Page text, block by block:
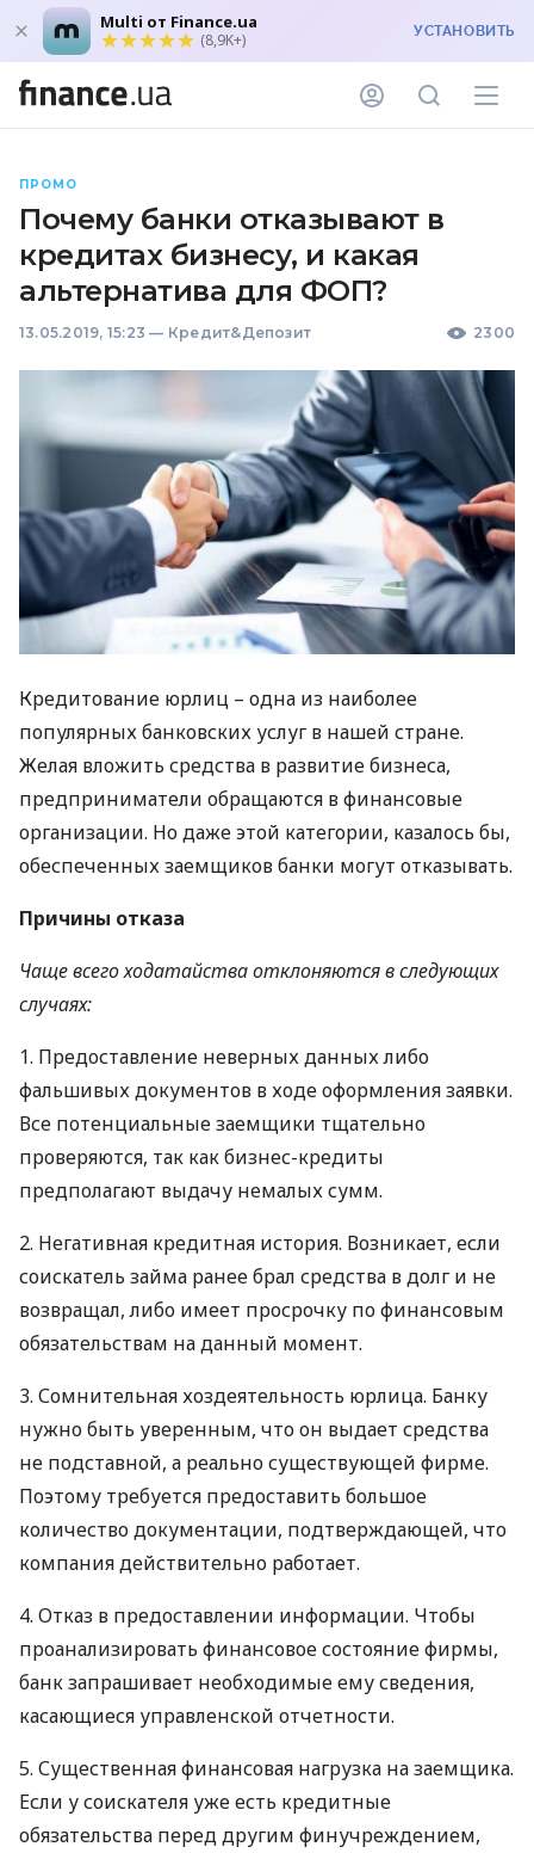
Multi от Finance.ua
(8,9K+) УСТАНОВИТЬ
ПРОМО
Почему банки отказывают в
кредитах бизнесу, и какая
альтернатива для ФОП?
13.05.2019, 15:23 — Кредит&Депозит 2300
Кредитование юрлиц – одна из наиболее
популярных банковских услуг в нашей стране.
Желая вложить средства в развитие бизнеса,
предприниматели обращаются в финансовые
организации. Но даже этой категории, казалось бы,
обеспеченных заемщиков банки могут отказывать.
Причины отказа
Чаще всего ходатайства отклоняются в следующих
случаях:
1. Предоставление неверных данных либо
фальшивых документов в ходе оформления заявки.
Все потенциальные заемщики тщательно
проверяются, так как бизнес-кредиты
предполагают выдачу немалых сумм.
2. Негативная кредитная история. Возникает, если
соискатель займа ранее брал средства в долг и не
возвращал, либо имеет просрочку по финансовым
обязательствам на данный момент.
3. Сомнительная хоздеятельность юрлица. Банку
нужно быть уверенным, что он выдает средства
не подставной, а реально существующей фирме.
Поэтому требуется предоставить большое
количество документации, подтверждающей, что
компания действительно работает.
4. Отказ в предоставлении информации. Чтобы
проанализировать финансовое состояние фирмы,
банк запрашивает необходимые ему сведения,
касающиеся управленской отчетности.
5. Существенная финансовая нагрузка на заемщика.
Если у соискателя уже есть кредитные
обязательства перед другим финучреждением,